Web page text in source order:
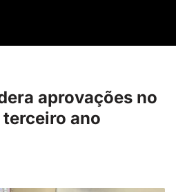
aprovações no
ano